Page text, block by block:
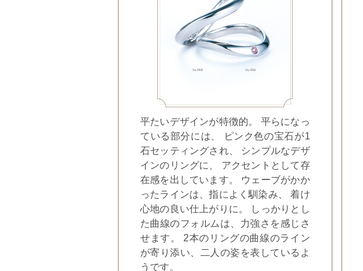
平たいデザインが特徴的。 平らになっ
ている部分には、 ピンク色の宝石が1
石セッティングされ、 シンプルなデザ
インのリングに、 アクセントとして存
在感を出しています。 ウェーブがかか
ったラインは、指によく馴染み、 着け
心地の良い仕上がりに。 しっかりとし
た曲線のフォルムは、力強さを感じさ
せます。 2本のリングの曲線のライン
が寄り添い、二人の姿を表しているよ
うです。